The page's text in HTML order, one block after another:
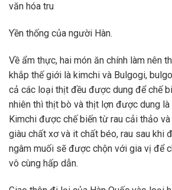
văn hóa tru
Yền thống của người Hàn.
Về ẩm thực, hai món ăn chính làm nên
khắp thế giới là kimchi và Bulgogi,
cả các loại thịt đều được dung để chế
nhiên thì thịt bò và thịt lợn được dung là
Kimchi được chế biến từ rau cải thảo
giàu chất xơ và it chất béo, rau sau khi
ngâm muối sẽ được chộn với gia vị để
vô cùng hấp dẫn.